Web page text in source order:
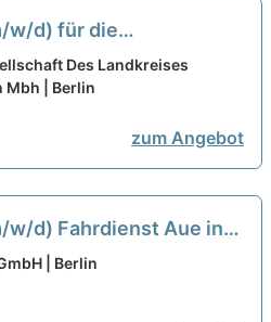
w/d) für die
auf Minijob-
gesucht - ca. 15
Des Landkreises
Mbh | Berlin
zum Angebot
w/d) Fahrdienst Aue in
20 Wochenstunden
| Berlin